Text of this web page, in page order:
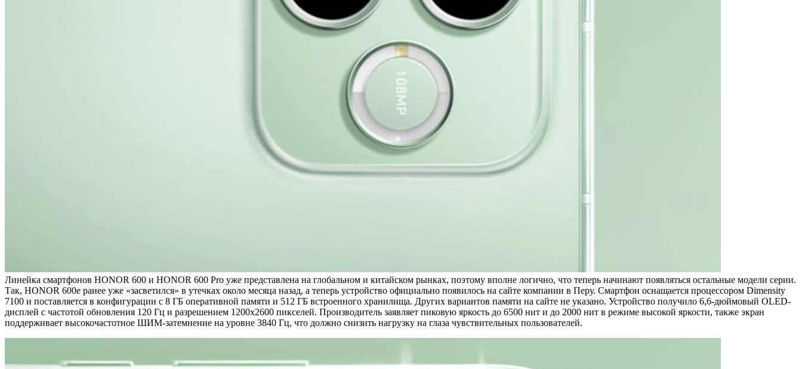
Линейка смартфонов HONOR 600 и HONOR 600 Pro уже представлена на глобальном и китайском рынках, поэтому вполне логично, что теперь начинают появляться остальные модели серии.
Так, HONOR 600e ранее уже «засветился» в утечках около месяца назад, а теперь устройство официально появилось на сайте компании в Перу. Смартфон оснащается процессором Dimensity
7100 и поставляется в конфигурации с 8 ГБ оперативной памяти и 512 ГБ встроенного хранилища. Других вариантов памяти на сайте не указано. Устройство получило 6,6-дюймовый OLED-
дисплей с частотой обновления 120 Гц и разрешением 1200х2600 пикселей. Производитель заявляет пиковую яркость до 6500 нит и до 2000 нит в режиме высокой яркости, также экран
поддерживает высокочастотное ШИМ-затемнение на уровне 3840 Гц, что должно снизить нагрузку на глаза чувствительных пользователей.